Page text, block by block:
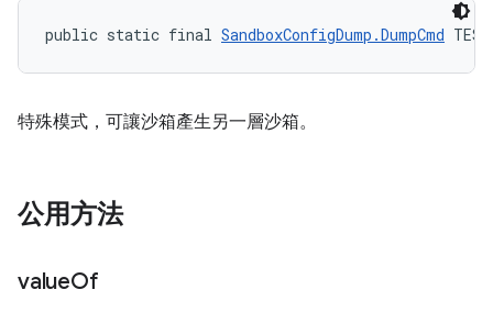
public static final SandboxConfigDump.DumpCmd
特殊模式，可讓沙箱產生另一層沙箱。
公用方法
valueOf